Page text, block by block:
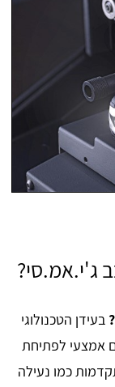
ג'י.אמ.סי?
בעידן הטכנולוגי
אמצעי לפתיחת
כמו נעילה